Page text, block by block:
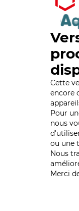
Cette
encore
Pour
nous
ou une
Nous
Merci